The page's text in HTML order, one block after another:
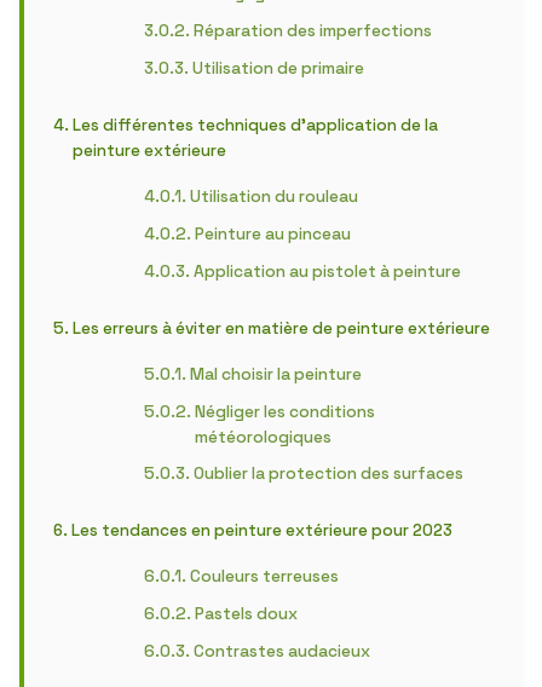
Réparation des imperfections
Utilisation de primaire
Les différentes techniques d’application de la
peinture extérieure
Utilisation du rouleau
Peinture au pinceau
Application au pistolet à peinture
Les erreurs à éviter en matière de peinture extérieure
Mal choisir la peinture
Négliger les conditions
météorologiques
Oublier la protection des surfaces
Les tendances en peinture extérieure pour 2023
Couleurs terreuses
Pastels doux
Contrastes audacieux